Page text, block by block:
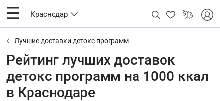
Краснодар
Лучшие доставки детокс программ
Рейтинг лучших доставок
детокс программ на 1000 ккал
в Краснодаре